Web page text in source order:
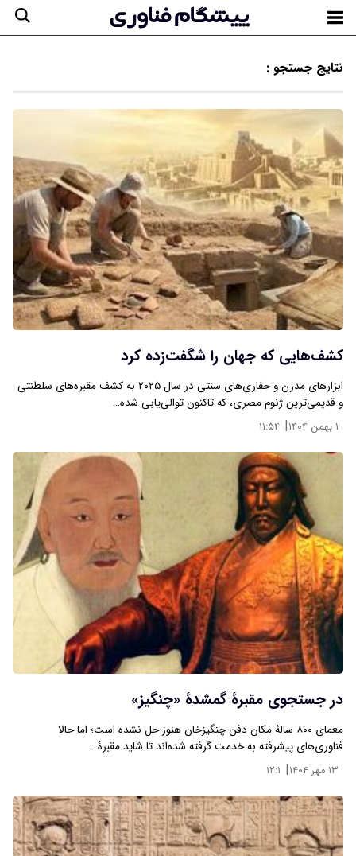
نتایج جستجو :
کشف‌هایی که جهان را شگفت‌زده کرد
ابزارهای مدرن و حفاری‌های سنتی در سال ۲۰۲۵ به کشف مقبره‌های سلطنتی
و قدیمی‌ترین ژنوم مصری، که تاکنون توالی‌یابی شده…
۱ بهمن ۱۴۰۴ | ۱۱:۵۴
در جستجوی مقبرۀ گمشدۀ «چنگیز»
معمای ۸۰۰ سالۀ مکان دفن چنگیزخان هنوز حل نشده است؛ اما حالا
فناوری‌های پیشرفته به خدمت گرفته شده‌اند تا شاید مقبرۀ…
۱۳ مهر ۱۴۰۴ | ۱۲:۱